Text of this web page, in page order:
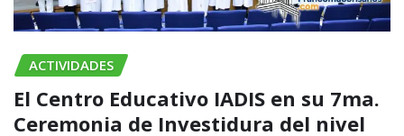
ACTIVIDADES
El Centro Educativo IADIS en su 7ma.
Ceremonia de Investidura del nivel